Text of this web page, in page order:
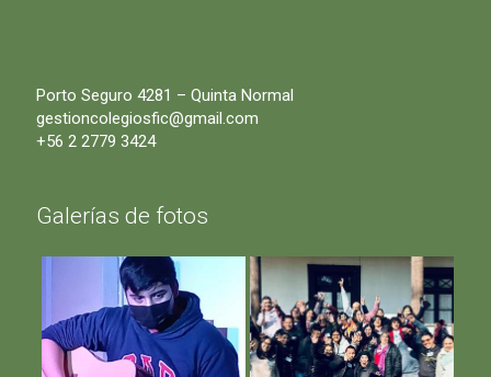
Porto Seguro 4281 – Quinta Normal
gestioncolegiosfic@gmail.com
+56 2 2779 3424
Galerías de fotos